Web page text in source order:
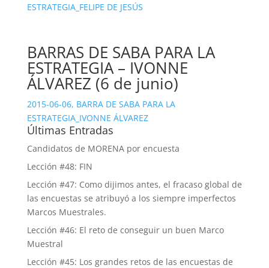
ESTRATEGIA_FELIPE DE JESÚS
BARRAS DE SABA PARA LA
ESTRATEGIA – IVONNE
ÁLVAREZ (6 de junio)
2015-06-06, BARRA DE SABA PARA LA
ESTRATEGIA_IVONNE ÁLVAREZ
Últimas Entradas
Candidatos de MORENA por encuesta
Lección #48: FIN
Lección #47: Como dijimos antes, el fracaso global de
las encuestas se atribuyó a los siempre imperfectos
Marcos Muestrales.
Lección #46: El reto de conseguir un buen Marco
Muestral
Lección #45: Los grandes retos de las encuestas de